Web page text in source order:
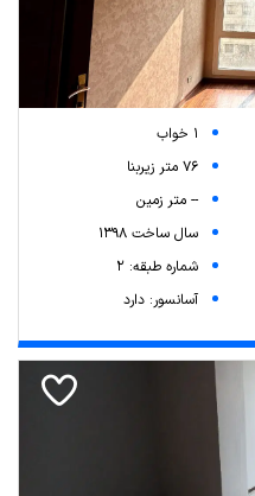
1 خواب
76 متر زیربنا
-- متر زمین
سال ساخت 1398
شماره طبقه: 2
آسانسور: دارد